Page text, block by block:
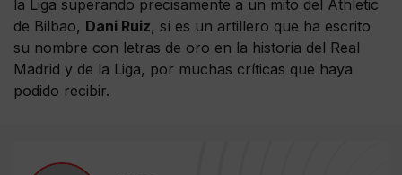
la Liga superando precisamente a un mito del Athletic
de Bilbao, Dani Ruiz, sí es un artillero que ha escrito
su nombre con letras de oro en la historia del Real
Madrid y de la Liga, por muchas críticas que haya
podido recibir.